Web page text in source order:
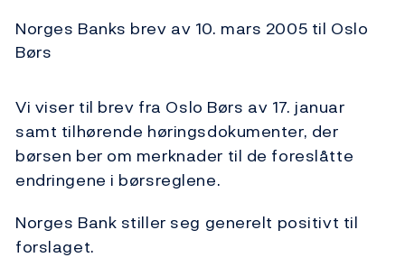
Norges Banks brev av 10. mars 2005 til Oslo
Børs
Vi viser til brev fra Oslo Børs av 17. januar
samt tilhørende høringsdokumenter, der
børsen ber om merknader til de foreslåtte
endringene i børsreglene.
Norges Bank stiller seg generelt positivt til
forslaget.